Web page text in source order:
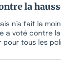
la
n’a fait la
a voté contre
pour tous les